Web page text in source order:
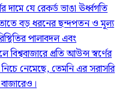
যে রেকর্ড ভাঙা ঊর্ধ্বগতি
বড় ধরনের ছন্দপতন ও মূল্য
পালাবদল এবং
বিশ্ববাজারে প্রতি আউন্স স্বর্ণের
নেমেছে, তেমনি এর সরাসরি